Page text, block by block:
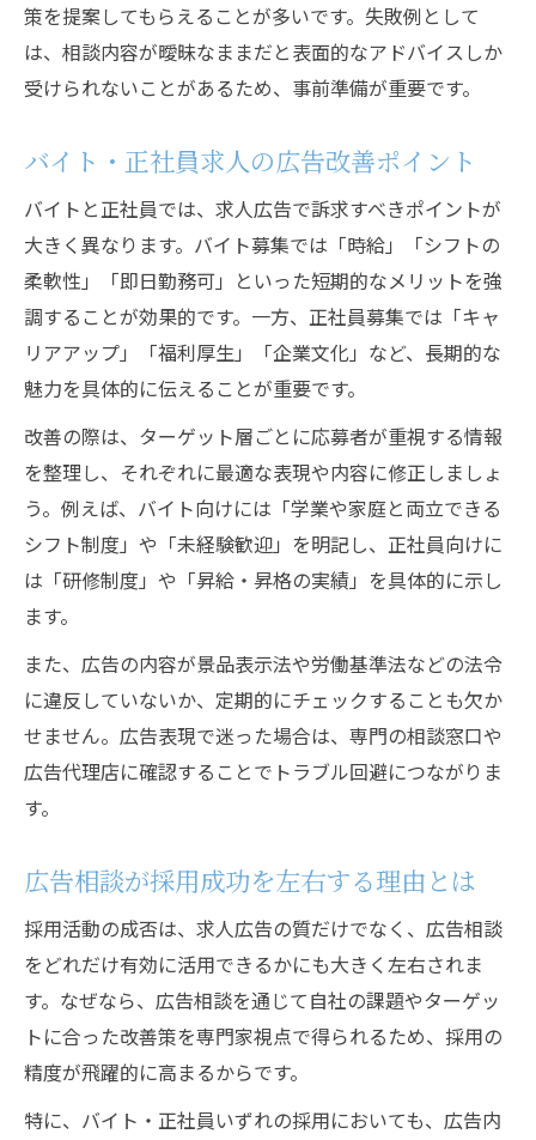
策を提案してもらえることが多いです。失敗例として
は、相談内容が曖昧なままだと表面的なアドバイスしか
受けられないことがあるため、事前準備が重要です。
バイト・正社員求人の広告改善ポイント
バイトと正社員では、求人広告で訴求すべきポイントが
大きく異なります。バイト募集では「時給」「シフトの
柔軟性」「即日勤務可」といった短期的なメリットを強
調することが効果的です。一方、正社員募集では「キャ
リアアップ」「福利厚生」「企業文化」など、長期的な
魅力を具体的に伝えることが重要です。
改善の際は、ターゲット層ごとに応募者が重視する情報
を整理し、それぞれに最適な表現や内容に修正しましょ
う。例えば、バイト向けには「学業や家庭と両立できる
シフト制度」や「未経験歓迎」を明記し、正社員向けに
は「研修制度」や「昇給・昇格の実績」を具体的に示し
ます。
また、広告の内容が景品表示法や労働基準法などの法令
に違反していないか、定期的にチェックすることも欠か
せません。広告表現で迷った場合は、専門の相談窓口や
広告代理店に確認することでトラブル回避につながりま
す。
広告相談が採用成功を左右する理由とは
採用活動の成否は、求人広告の質だけでなく、広告相談
をどれだけ有効に活用できるかにも大きく左右されま
す。なぜなら、広告相談を通じて自社の課題やターゲッ
トに合った改善策を専門家視点で得られるため、採用の
精度が飛躍的に高まるからです。
特に、バイト・正社員いずれの採用においても、広告内